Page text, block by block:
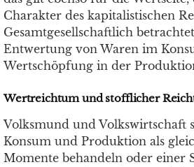
Charakter des kapitalistischen
Gesamtgesellschaftlich
Entwertung von Waren im
Wertschöpfung in der
Wertreichtum und stofflicher
Volksmund und Volkswirtschaft
Konsum und Produktion als
Momente behandeln oder einer